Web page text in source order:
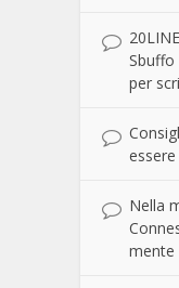
Sbuffo
per
Nella
mente